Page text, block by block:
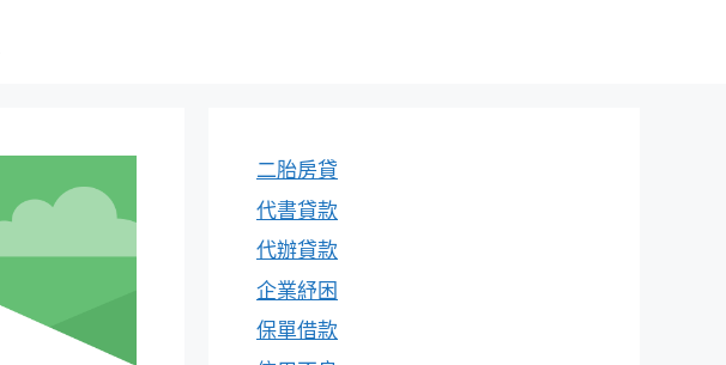
二胎房貸
代書貸款
代辦貸款
企業紓困
保單借款